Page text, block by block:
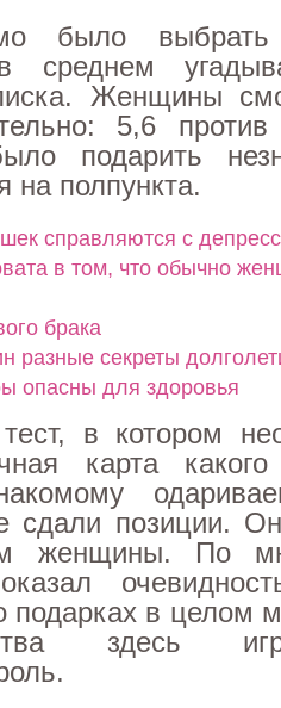
было
среднем
Женщины
5,6
подарить
на полпункта.
справляются с
в том, что обычно
брака
разные секреты
опасны для здоровья
в котором
карта
сдали позиции.
женщины. По
подарках в целом
здесь